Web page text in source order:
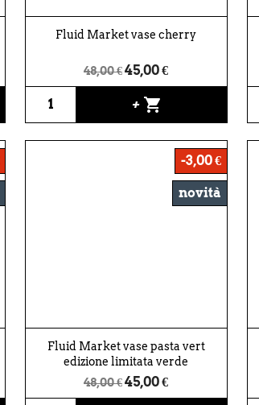
Fluid Market vase cherry
48,00 €45,00 €
+ shopping_cart
Fluid Market vase pasta vert
edizione limitata verde
48,00 €45,00 €
-3,00 €
novità